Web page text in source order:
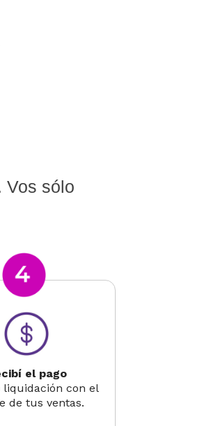
Vos sólo
el pago
liquidación con el
de tus ventas.